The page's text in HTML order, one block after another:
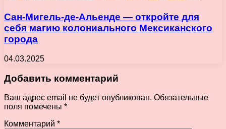
Сан-Мигель-де-Альенде — откройте для
себя магию колониального Мексиканского
города
04.03.2025
Добавить комментарий
Ваш адрес email не будет опубликован. Обязательные
поля помечены *
Комментарий *